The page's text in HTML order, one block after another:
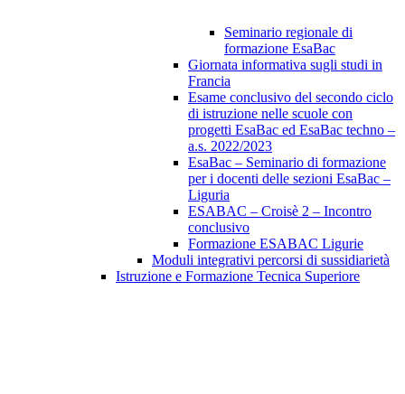
Seminario regionale di
formazione EsaBac
Giornata informativa sugli studi in
Francia
Esame conclusivo del secondo ciclo
di istruzione nelle scuole con
progetti EsaBac ed EsaBac techno –
a.s. 2022/2023
EsaBac – Seminario di formazione
per i docenti delle sezioni EsaBac –
Liguria
ESABAC – Croisè 2 – Incontro
conclusivo
Formazione ESABAC Ligurie
Moduli integrativi percorsi di sussidiarietà
Istruzione e Formazione Tecnica Superiore